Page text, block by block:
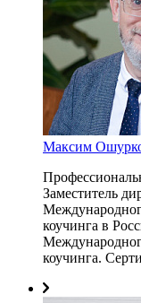
Максим
Заместитель
коучинга в
коучинга.